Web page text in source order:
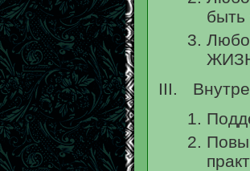
быть